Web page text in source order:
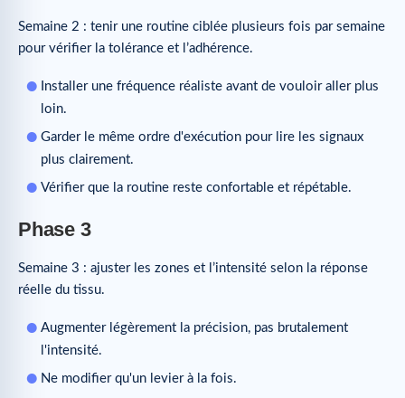
Semaine 2 : tenir une routine ciblée plusieurs fois par semaine
pour vérifier la tolérance et l’adhérence.
Installer une fréquence réaliste avant de vouloir aller plus
loin.
Garder le même ordre d'exécution pour lire les signaux
plus clairement.
Vérifier que la routine reste confortable et répétable.
Phase 3
Semaine 3 : ajuster les zones et l’intensité selon la réponse
réelle du tissu.
Augmenter légèrement la précision, pas brutalement
l'intensité.
Ne modifier qu'un levier à la fois.